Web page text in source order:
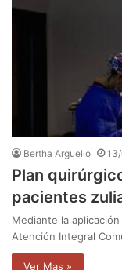
Bertha Arguello
Plan
pacientes
Mediante la
Atención Integral
Ver Mas »